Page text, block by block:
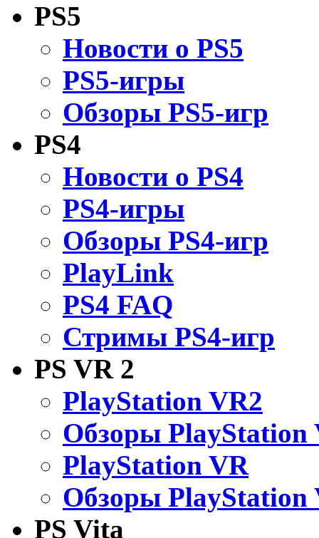
PS5
Новости о PS5
PS5-игры
Обзоры PS5-игр
PS4
Новости о PS4
PS4-игры
Обзоры PS4-игр
PlayLink
PS4 FAQ
Стримы PS4-игр
PS VR 2
PlayStation VR2
Обзоры PlayStation
PlayStation VR
Обзоры PlayStation
PS Vita